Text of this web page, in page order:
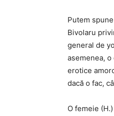
Putem
Bivolaru
general de
asemenea,
erotice
dacă o fac,
O femeie